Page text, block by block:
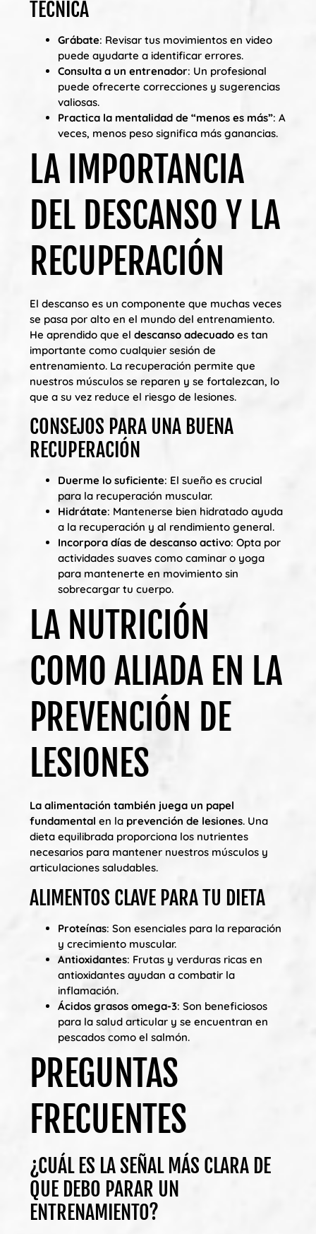
TÉCNICA
Grábate: Revisar tus movimientos en video
puede ayudarte a identificar errores.
Consulta a un entrenador: Un profesional
puede ofrecerte correcciones y sugerencias
valiosas.
Practica la mentalidad de “menos es más”: A
veces, menos peso significa más ganancias.
LA IMPORTANCIA
DEL DESCANSO Y LA
RECUPERACIÓN
El descanso es un componente que muchas veces
se pasa por alto en el mundo del entrenamiento.
He aprendido que el descanso adecuado es tan
importante como cualquier sesión de
entrenamiento. La recuperación permite que
nuestros músculos se reparen y se fortalezcan, lo
que a su vez reduce el riesgo de lesiones.
CONSEJOS PARA UNA BUENA
RECUPERACIÓN
Duerme lo suficiente: El sueño es crucial
para la recuperación muscular.
Hidrátate: Mantenerse bien hidratado ayuda
a la recuperación y al rendimiento general.
Incorpora días de descanso activo: Opta por
actividades suaves como caminar o yoga
para mantenerte en movimiento sin
sobrecargar tu cuerpo.
LA NUTRICIÓN
COMO ALIADA EN LA
PREVENCIÓN DE
LESIONES
La alimentación también juega un papel
fundamental en la prevención de lesiones. Una
dieta equilibrada proporciona los nutrientes
necesarios para mantener nuestros músculos y
articulaciones saludables.
ALIMENTOS CLAVE PARA TU DIETA
Proteínas: Son esenciales para la reparación
y crecimiento muscular.
Antioxidantes: Frutas y verduras ricas en
antioxidantes ayudan a combatir la
inflamación.
Ácidos grasos omega-3: Son beneficiosos
para la salud articular y se encuentran en
pescados como el salmón.
PREGUNTAS
FRECUENTES
¿CUÁL ES LA SEÑAL MÁS CLARA DE
QUE DEBO PARAR UN
ENTRENAMIENTO?